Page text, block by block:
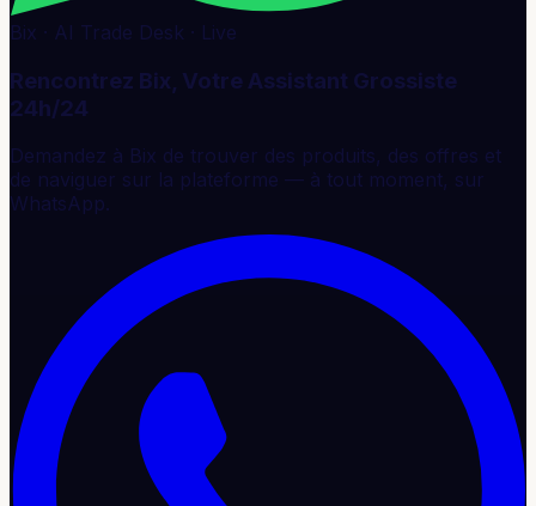
Bix · AI Trade Desk · Live
Rencontrez Bix, Votre Assistant Grossiste
24h/24
Demandez à Bix de trouver des produits, des offres et
de naviguer sur la plateforme — à tout moment, sur
WhatsApp.